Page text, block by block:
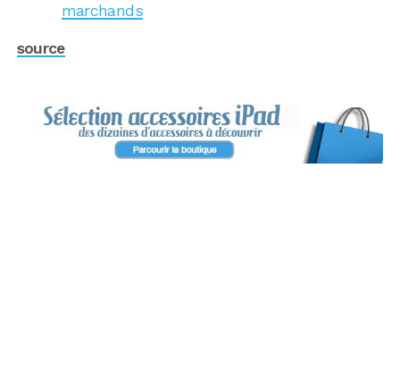
marchands
source